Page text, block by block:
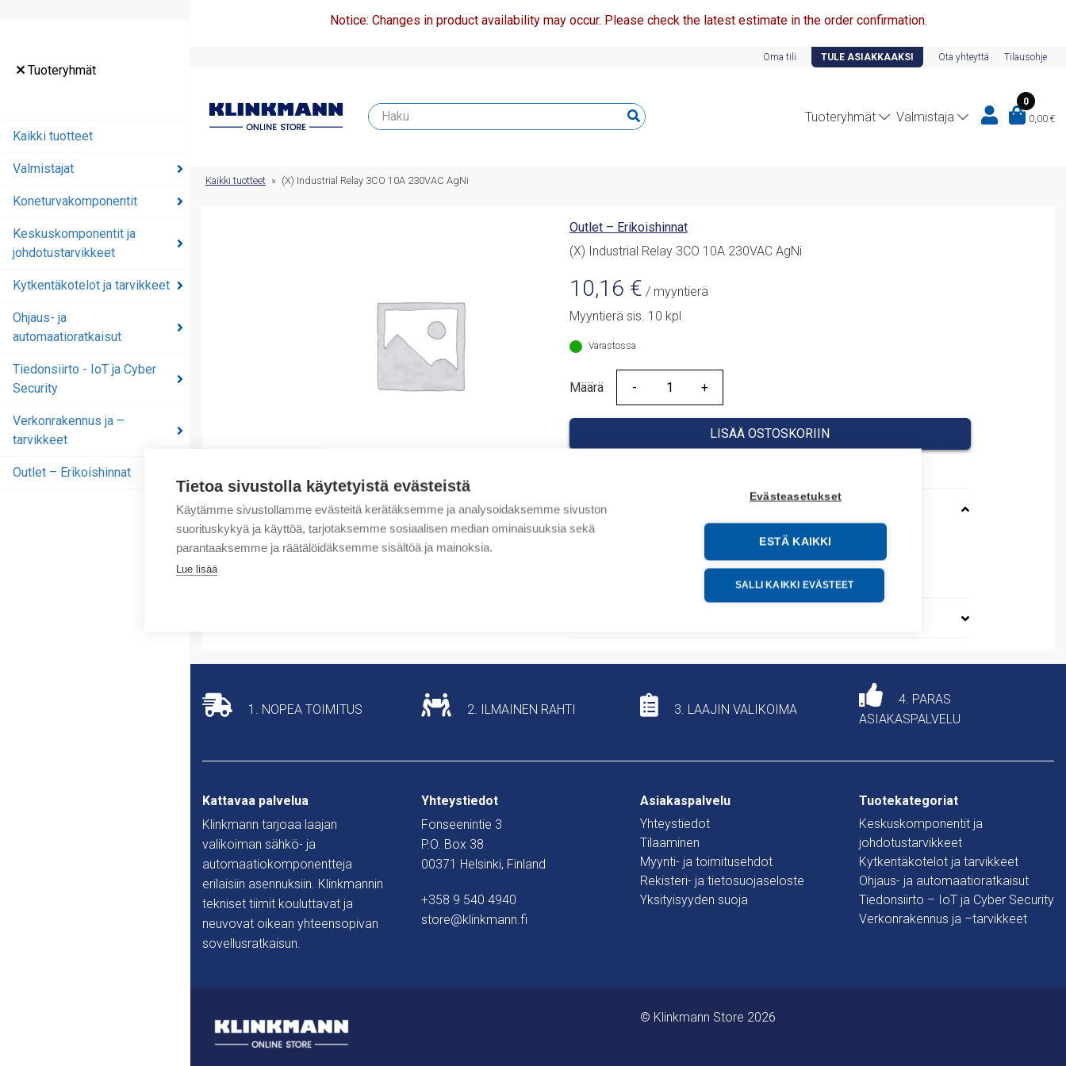
Tietoa sivustolla käytetyistä evästeistä
Käytämme sivustollamme evästeitä kerätäksemme ja analysoidaksemme sivuston
suorituskykyä ja käyttöä, tarjotaksemme sosiaalisen median ominaisuuksia sekä
parantaaksemme ja räätälöidäksemme sisältöä ja mainoksia.
Lue lisää
Evästeasetukset
ESTÄ KAIKKI
SALLI KAIKKI EVÄSTEET
Tuoteryhmät
Kaikki tuotteet
Valmistajat
Koneturvakomponentit
Keskuskomponentit ja
johdotustarvikkeet
Kytkentäkotelot ja tarvikkeet
Ohjaus- ja
automaatioratkaisut
Tiedonsiirto - IoT ja Cyber
Security
Verkonrakennus ja –
tarvikkeet
Outlet – Erikoishinnat
Notice: Changes in product availability may occur. Please check the latest estimate in the order confirmation.
Oma tili TULE ASIAKKAAKSI Ota yhteyttä Tilausohje
Tuoteryhmät Valmistaja
0
0,00 €
Outlet – Erikoishinnat
Kaikki tuotteet » (X) Industrial Relay 3CO 10A 230VAC AgNi
Outlet – Erikoishinnat
(X) Industrial Relay 3CO 10A 230VAC AgNi
10,16 € / myyntierä
Myyntierä sis. 10 kpl
Varastossa
Määrä
Määrä
LISÄÄ OSTOSKORIIN
Tuotekoodit
Tilauskoodi: 601382305054
Tuotteen tullikoodi: 85364900
1. NOPEA TOIMITUS 2. ILMAINEN RAHTI 3. LAAJIN VALIKOIMA
4. PARAS
ASIAKASPALVELU
Kattavaa palvelua
Klinkmann tarjoaa laajan
valikoiman sähkö- ja
automaatiokomponentteja
erilaisiin asennuksiin. Klinkmannin
tekniset tiimit kouluttavat ja
neuvovat oikean yhteensopivan
sovellusratkaisun.
Yhteystiedot
Fonseenintie 3
P.O. Box 38
00371 Helsinki, Finland
+358 9 540 4940
store@klinkmann.fi
Asiakaspalvelu
Yhteystiedot
Tilaaminen
Myynti- ja toimitusehdot
Rekisteri- ja tietosuojaseloste
Yksityisyyden suoja
Tuotekategoriat
Keskuskomponentit ja
johdotustarvikkeet
Kytkentäkotelot ja tarvikkeet
Ohjaus- ja automaatioratkaisut
Tiedonsiirto – IoT ja Cyber Security
Verkonrakennus ja –tarvikkeet
© Klinkmann Store 2026